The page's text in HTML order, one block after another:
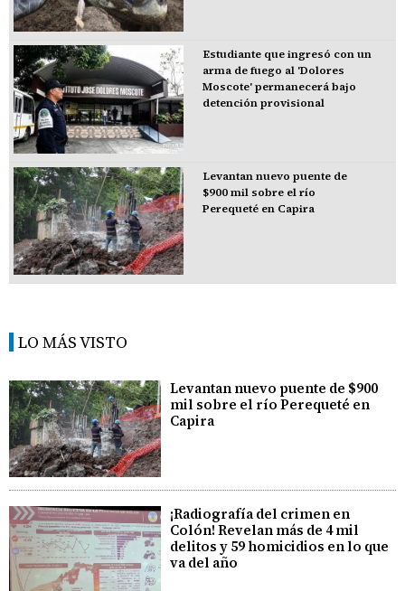
Estudiante que ingresó con un
arma de fuego al 'Dolores
Moscote' permanecerá bajo
detención provisional
Levantan nuevo puente de
$900 mil sobre el río
Perequeté en Capira
LO MÁS VISTO
Levantan nuevo puente de $900
mil sobre el río Perequeté en
Capira
¡Radiografía del crimen en
Colón! Revelan más de 4 mil
delitos y 59 homicidios en lo que
va del año